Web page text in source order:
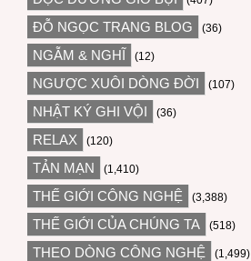
ĐỖ NGỌC TRANG BLOG (36)
NGẪM & NGHĨ (12)
NGƯỢC XUÔI DÒNG ĐỜI (107)
NHẬT KÝ GHI VỘI (36)
RELAX (120)
TẢN MẠN (1,410)
THẾ GIỚI CÔNG NGHỆ (3,388)
THẾ GIỚI CỦA CHÚNG TA (518)
THEO DÒNG CÔNG NGHỆ (1,499)